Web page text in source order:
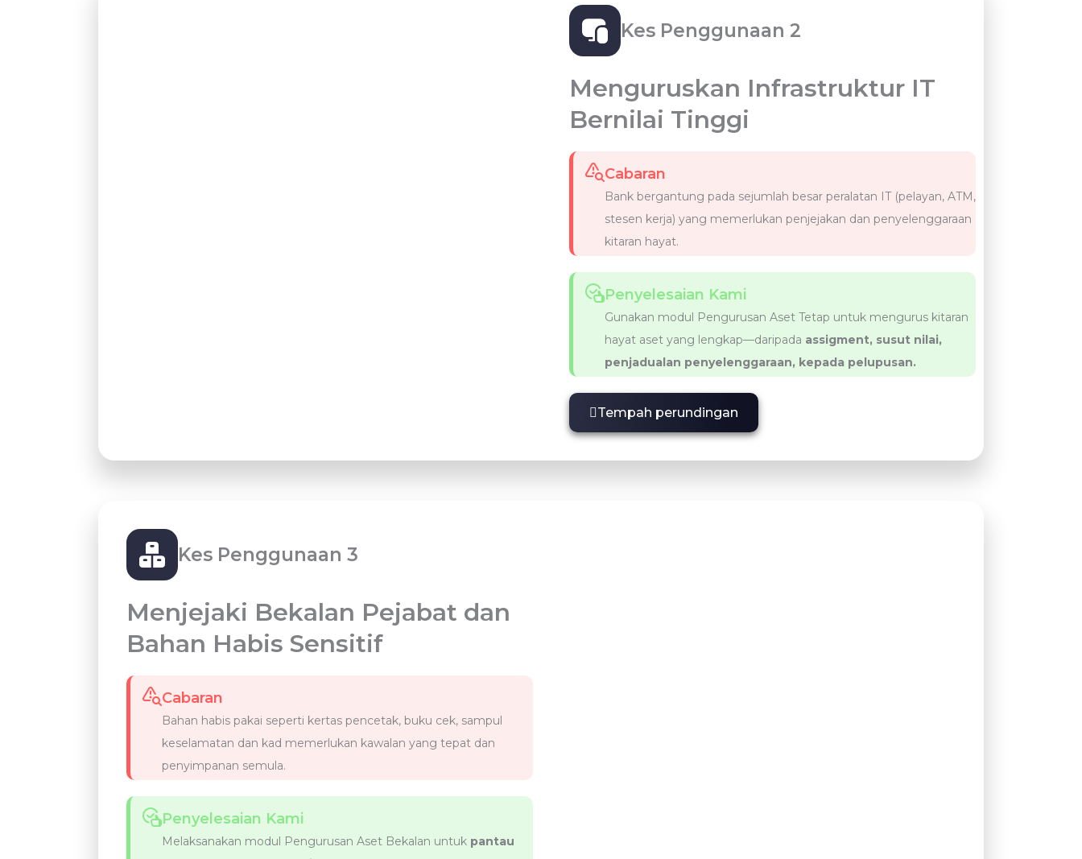
Kes Penggunaan 2
Menguruskan Infrastruktur IT
Bernilai Tinggi
Cabaran
Bank bergantung pada sejumlah besar peralatan IT (pelayan, ATM,
stesen kerja) yang memerlukan penjejakan dan penyelenggaraan
kitaran hayat.
Penyelesaian Kami
Gunakan modul Pengurusan Aset Tetap untuk mengurus kitaran
hayat aset yang lengkap—daripada assigment, susut nilai,
penjadualan penyelenggaraan, kepada pelupusan.
Tempah perundingan
Kes Penggunaan 3
Menjejaki Bekalan Pejabat dan
Bahan Habis Sensitif
Cabaran
Bahan habis pakai seperti kertas pencetak, buku cek, sampul
keselamatan dan kad memerlukan kawalan yang tepat dan
penyimpanan semula.
Penyelesaian Kami
Melaksanakan modul Pengurusan Aset Bekalan untuk pantau